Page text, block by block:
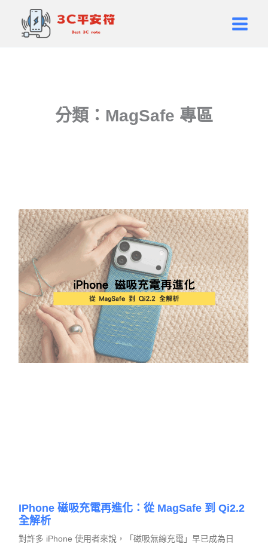
Main
分類：MagSafe 專區
IPhone 磁吸充電再進化：從 MagSafe 到 Qi2.2
全解析
對許多 iPhone 使用者來說，「磁吸無線充電」早已成為日
頁
面
頁
面